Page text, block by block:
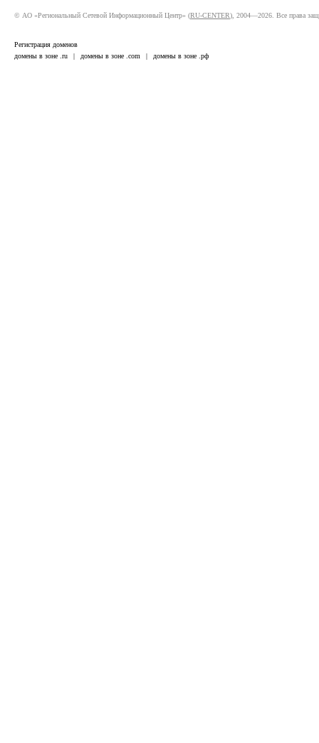
© АО «Региональный Сетевой Информационный Центр» (RU-CENTER), 2004—2026. Все права
Регистрация доменов
домены в зоне .ru
| домены в зоне .com | домены в зоне .рф